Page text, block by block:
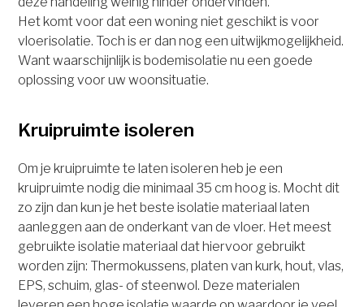
Het komt voor dat een woning niet geschikt is voor
vloerisolatie. Toch is er dan nog een uitwijkmogelijkheid.
Want waarschijnlijk is bodemisolatie nu een goede
oplossing voor uw woonsituatie.
Kruipruimte isoleren
Om je kruipruimte te laten isoleren heb je een
kruipruimte nodig die minimaal 35 cm hoog is. Mocht dit
zo zijn dan kun je het beste isolatie materiaal laten
aanleggen aan de onderkant van de vloer. Het meest
gebruikte isolatie materiaal dat hiervoor gebruikt
worden zijn: Thermokussens, platen van kurk, hout, vlas,
EPS, schuim, glas- of steenwol. Deze materialen